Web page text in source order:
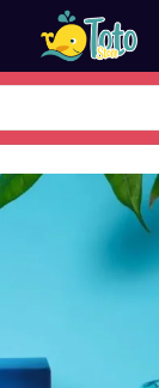
Sweet Coco